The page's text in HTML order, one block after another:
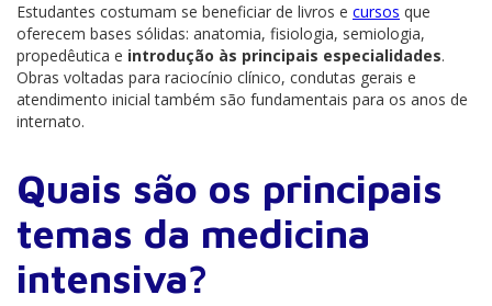
Estudantes costumam se beneficiar de livros e cursos que
oferecem bases sólidas: anatomia, fisiologia, semiologia,
propedêutica e introdução às principais especialidades.
Obras voltadas para raciocínio clínico, condutas gerais e
atendimento inicial também são fundamentais para os anos de
internato.
Quais são os principais
temas da medicina
intensiva?